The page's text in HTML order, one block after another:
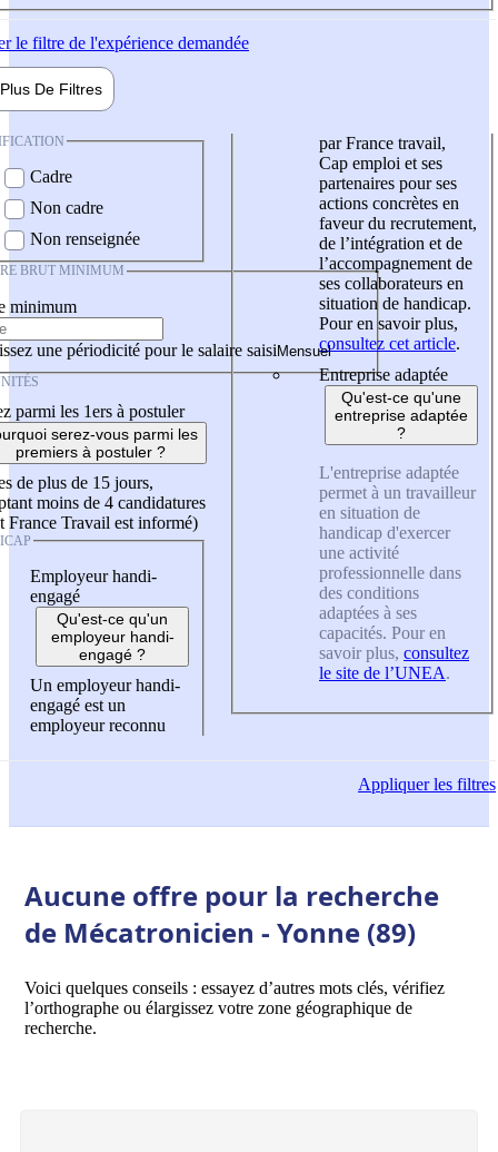
le filtre de l'expérience demandée
Plus De Filtres
Cadre
Non cadre
Non renseignée
BRUT MINIMUM
minimum
une périodicité pour le salaire saisi
parmi les 1ers à postuler
serez-vous parmi les
premiers à postuler ?
de plus de 15 jours,
moins de 4 candidatures
France Travail est informé)
Employeur handi-
engagé
Qu'est-ce qu'un
employeur handi-
engagé ?
Un employeur handi-
engagé est un
employeur reconnu
par France travail,
Cap emploi et ses
partenaires pour ses
actions concrètes en
faveur du recrutement,
de l’intégration et de
l’accompagnement de
ses collaborateurs en
situation de handicap.
Pour en savoir plus,
consultez cet article.
Entreprise adaptée
Qu'est-ce qu'une
entreprise adaptée
?
L'entreprise adaptée
permet à un travailleur
en situation de
handicap d'exercer
une activité
professionnelle dans
des conditions
adaptées à ses
capacités. Pour en
savoir plus, consultez
le site de l’UNEA.
Appliquerles filtres
Aucune offre pour la recherche
de Mécatronicien - Yonne (89)
Voici quelques conseils : essayez d’autres mots clés, vérifiez
l’orthographe ou élargissez votre zone géographique de
recherche.